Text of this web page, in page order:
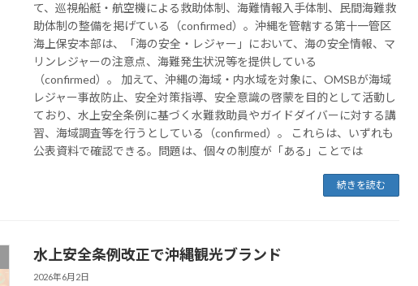
て、巡視船艇・航空機による救助体制、海難情報入手体制、民間海難救
助体制の整備を掲げている（confirmed）。沖縄を管轄する第十一管区
海上保安本部は、「海の安全・レジャー」において、海の安全情報、マ
リンレジャーの注意点、海難発生状況等を提供している
（confirmed）。 加えて、沖縄の海域・内水域を対象に、OMSBが海域
レジャー事故防止、安全対策指導、安全意識の啓蒙を目的として活動し
ており、水上安全条例に基づく水難救助員やガイドダイバーに対する講
習、海域調査等を行うとしている（confirmed）。 これらは、いずれも
公表資料で確認できる。問題は、個々の制度が「ある」ことでは
続きを読む
水上安全条例改正で沖縄観光ブランド
2026年6月2日